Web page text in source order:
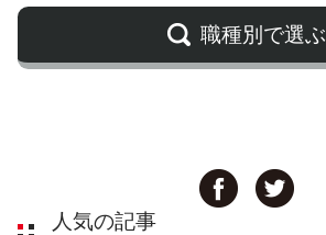
職種別で選ぶ
人気の記事